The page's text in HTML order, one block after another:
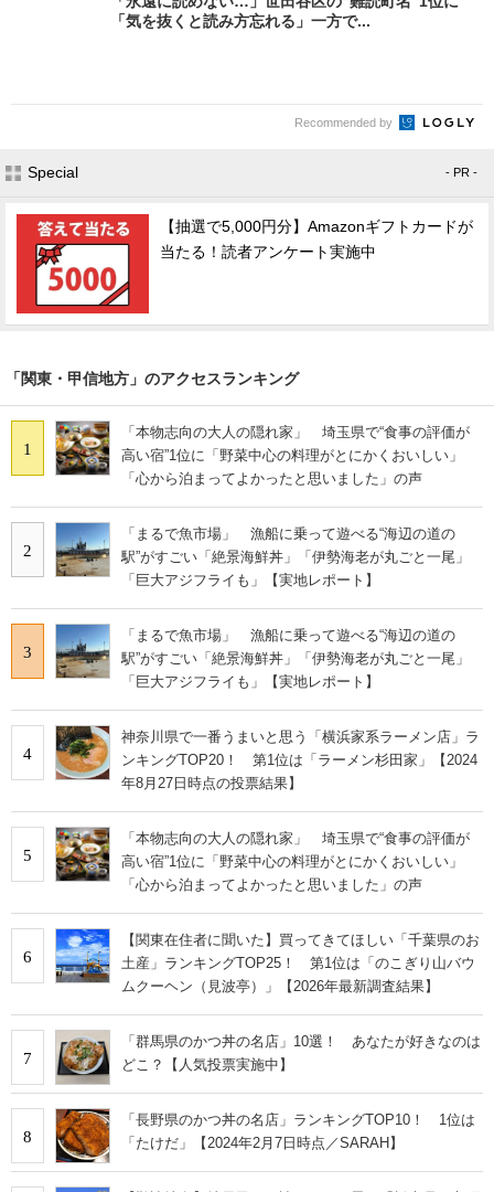
「気を抜くと読み方忘れる」一方で...
Recommended by
Special - PR -
【抽選で5,000円分】Amazonギフトカードが
当たる！読者アンケート実施中
「関東・甲信地方」のアクセスランキング
1
「本物志向の大人の隠れ家」 埼玉県で“食事の評価が
高い宿”1位に「野菜中心の料理がとにかくおいしい」
「心から泊まってよかったと思いました」の声
2
「まるで魚市場」 漁船に乗って遊べる“海辺の道の
駅”がすごい「絶景海鮮丼」「伊勢海老が丸ごと一尾」
「巨大アジフライも」【実地レポート】
3
「まるで魚市場」 漁船に乗って遊べる“海辺の道の
駅”がすごい「絶景海鮮丼」「伊勢海老が丸ごと一尾」
「巨大アジフライも」【実地レポート】
4
神奈川県で一番うまいと思う「横浜家系ラーメン店」ラ
ンキングTOP20！ 第1位は「ラーメン杉田家」【2024
年8月27日時点の投票結果】
5
「本物志向の大人の隠れ家」 埼玉県で“食事の評価が
高い宿”1位に「野菜中心の料理がとにかくおいしい」
「心から泊まってよかったと思いました」の声
6
【関東在住者に聞いた】買ってきてほしい「千葉県のお
土産」ランキングTOP25！ 第1位は「のこぎり山バウ
ムクーヘン（見波亭）」【2026年最新調査結果】
7
「群馬県のかつ丼の名店」10選！ あなたが好きなのは
どこ？【人気投票実施中】
8
「長野県のかつ丼の名店」ランキングTOP10！ 1位は
「たけだ」【2024年2月7日時点／SARAH】